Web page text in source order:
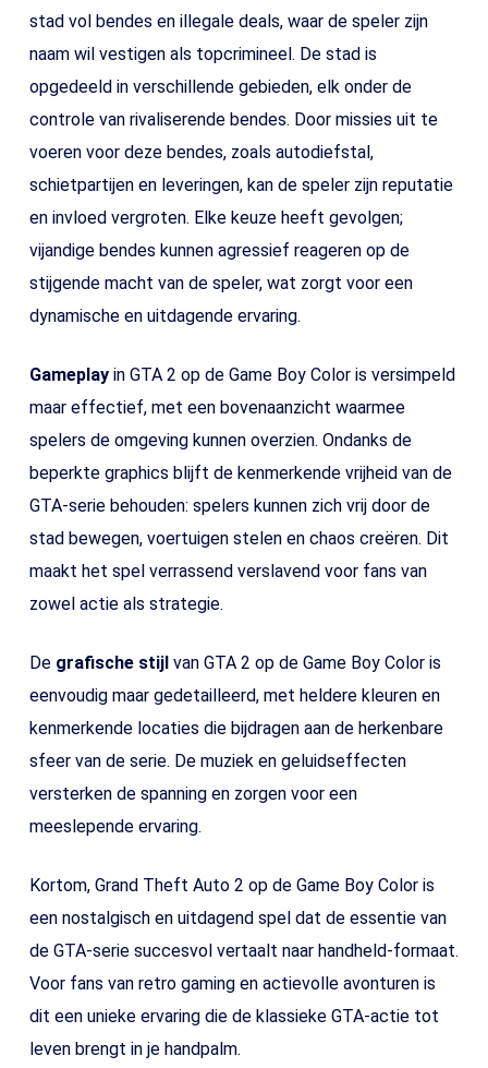
stad vol bendes en illegale deals, waar de speler zijn
naam wil vestigen als topcrimineel. De stad is
opgedeeld in verschillende gebieden, elk onder de
controle van rivaliserende bendes. Door missies uit te
voeren voor deze bendes, zoals autodiefstal,
schietpartijen en leveringen, kan de speler zijn reputatie
en invloed vergroten. Elke keuze heeft gevolgen;
vijandige bendes kunnen agressief reageren op de
stijgende macht van de speler, wat zorgt voor een
dynamische en uitdagende ervaring.
Gameplayin GTA 2 op de Game Boy Color is versimpeld
maar effectief, met een bovenaanzicht waarmee
spelers de omgeving kunnen overzien. Ondanks de
beperkte graphics blijft de kenmerkende vrijheid van de
GTA-serie behouden: spelers kunnen zich vrij door de
stad bewegen, voertuigen stelen en chaos creëren. Dit
maakt het spel verrassend verslavend voor fans van
zowel actie als strategie.
De grafische stijlvan GTA 2 op de Game Boy Color is
eenvoudig maar gedetailleerd, met heldere kleuren en
kenmerkende locaties die bijdragen aan de herkenbare
sfeer van de serie. De muziek en geluidseffecten
versterken de spanning en zorgen voor een
meeslepende ervaring.
Kortom, Grand Theft Auto 2 op de Game Boy Color is
een nostalgisch en uitdagend spel dat de essentie van
de GTA-serie succesvol vertaalt naar handheld-formaat.
Voor fans van retro gaming en actievolle avonturen is
dit een unieke ervaring die de klassieke GTA-actie tot
leven brengt in je handpalm.